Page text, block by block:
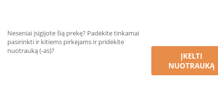
Neseniai įsigijote šią prekę? Padėkite tinkamai
pasirinkti ir kitiems pirkėjams ir pridėkite
nuotrauką (-as)?
ĮKELTI
NUOTRAUKĄ